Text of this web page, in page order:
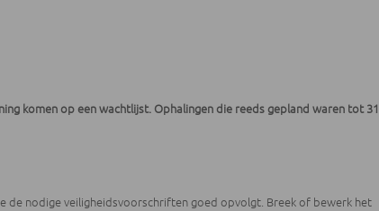
komen op een wachtlijst. Ophalingen die reeds gepland waren tot 31
de nodige veiligheidsvoorschriften goed opvolgt. Breek of bewerk het